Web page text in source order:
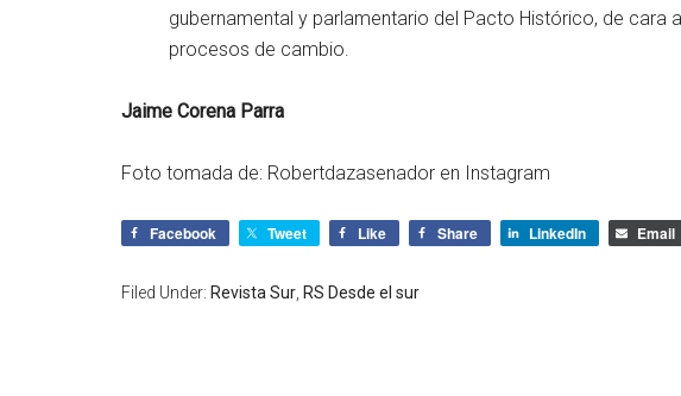
gubernamental y parlamentario del Pacto Histórico, de cara
procesos de cambio.
Jaime Corena Parra
Foto tomada de: Robertdazasenador en Instagram
Facebook Tweet Like Share LinkedIn Email
Filed Under: Revista Sur RS Desde el sur